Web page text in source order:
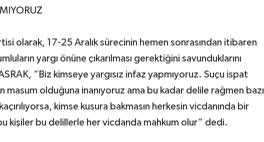
olarak, 17-25 Aralık sürecinin hemen sonrasından itibaren
yargı önüne çıkarılması gerektiğini savunduklarını
“Biz kimseye yargısız infaz yapmıyoruz. Suçu ispat
masum olduğuna inanıyoruz ama bu kadar delile rağmen bazı
kimse kusura bakmasın herkesin vicdanında bir
kişiler bu delillerle her vicdanda mahkum olur” dedi.